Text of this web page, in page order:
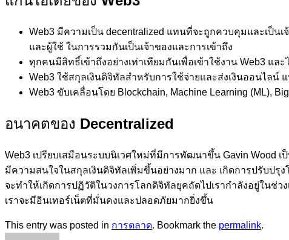
Web3 มีความเป็น decentralized แทนที่จะถูกควบคุมและเป็นเ
และผู้ใช้ ในการรวมกันเป็นเจ้าของและการเข้าถึง
ทุกคนมีสิทธิ์เข้าถึงอย่างเท่าเทียมกันเพื่อเข้าใช้งาน Web3 แล
Web3 ใช้สกุลเงินดิจิทัลสำหรับการใช้จ่ายและส่งเงินออนไลน์
Web3 ขับเคลื่อนโดย Blockchain, Machine Learning (ML),
อนาคตของ Decentralized
Web3 เปรียบเสมือนระบบนิเวศใหม่ที่มีการพัฒนาขึ้น Gavin Wood
มีความสนใจในสกุลเงินดิจิทัลเพิ่มขึ้นอย่างมาก และ เกิดการปรับป
จะทำให้เกิดการปฏิวัติในวงการโลกดิจิทัลยุคถัดไปเรากำลังอยู่ในช่
เราจะมีอินเทอร์เน็ตที่มั่นคงและปลอดภัยมากยิ่งขึ้น
This entry was posted in การตลาด. Bookmark the permalink.